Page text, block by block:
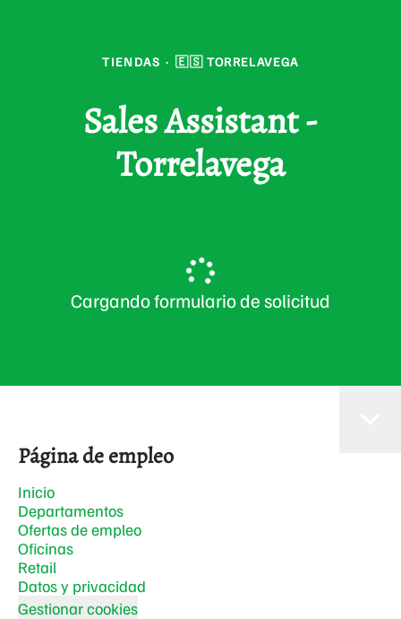
TIENDAS · 🇪🇸 TORRELAVEGA
Sales Assistant -
Torrelavega
Cargando formulario de solicitud
Página de empleo
Inicio
Departamentos
Ofertas de empleo
Oficinas
Retail
Datos y privacidad
Gestionar cookies